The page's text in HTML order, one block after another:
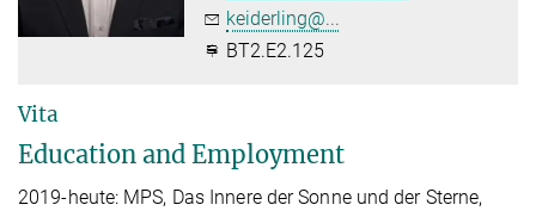
keiderling@...
BT2.E2.125
Vita
Education and Employment
2019-heute: MPS, Das Innere der Sonne und der Sterne,